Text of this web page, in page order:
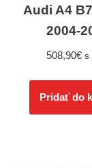
Audi A4
2004-
508,90€ s
Pridať do